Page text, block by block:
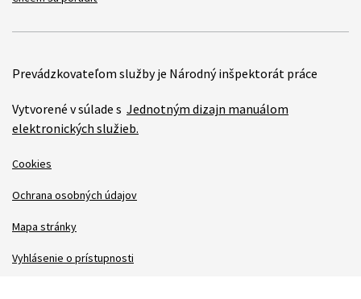
Prevádzkovateľom služby je Národný inšpektorát práce
Vytvorené v súlade s Jednotným dizajn manuálom
elektronických služieb.
Cookies
Ochrana osobných údajov
Mapa stránky
Vyhlásenie o prístupnosti